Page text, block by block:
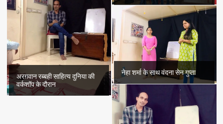
अरग़वान रब्बही साहित्य दुनिया की
वर्कशॉप के दौरान
नेहा शर्मा के साथ वंदना सेन गुप्ता